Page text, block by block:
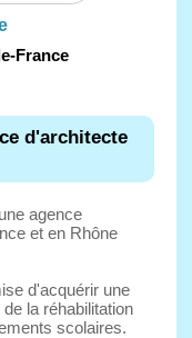
France
d'architecte
agence
et en Rhône
d'acquérir une
la réhabilitation
scolaires.